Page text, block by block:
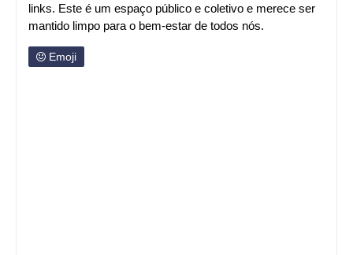
links. Este é um espaço público e coletivo e merece ser
mantido limpo para o bem-estar de todos nós.
Emoji